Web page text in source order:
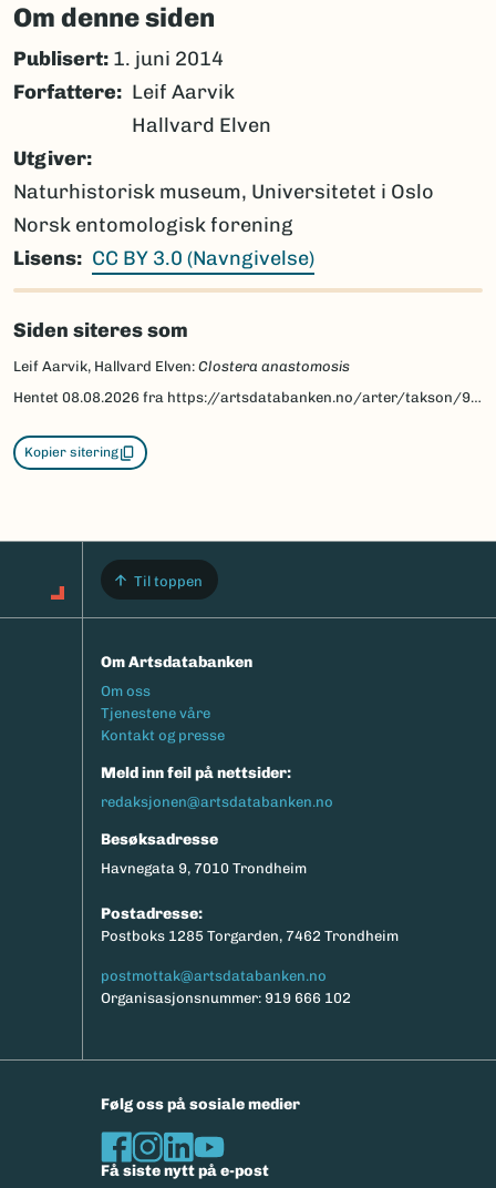
Om denne siden
Publisert: 1. juni 2014
Forfattere
Leif Aarvik
Hallvard Elven
Utgiver
Naturhistorisk museum, Universitetet i Oslo
Norsk entomologisk forening
Lisens
CC BY 3.0 (Navngivelse)
Siden siteres som
Leif Aarvik, Hallvard Elven: Clostera anastomosis
Hentet 08.08.2026 fra https://artsdatabanken.no/arter/takson/95189/beskrivelse
Kopier sitering
Til toppen
Om Artsdatabanken
Footermeny
Om oss
Tjenestene våre
Kontakt og presse
Meld inn feil på nettsider:
redaksjonen@artsdatabanken.no
Besøksadresse
Havnegata 9, 7010 Trondheim
Postadresse:
Postboks 1285 Torgarden, 7462 Trondheim
postmottak@artsdatabanken.no
Organisasjonsnummer: 919 666 102
Følg oss på sosiale medier
Få siste nytt på e-post